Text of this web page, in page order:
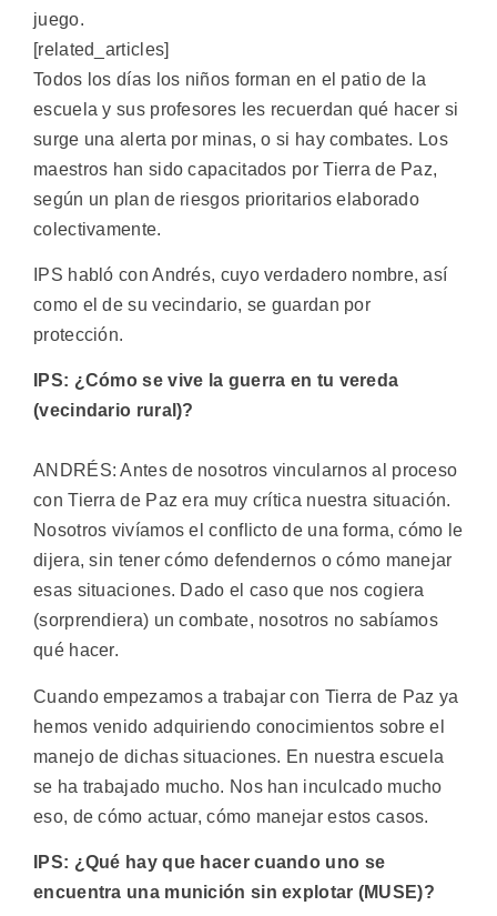
juego.
[related_articles]
Todos los días los niños forman en el patio de la
escuela y sus profesores les recuerdan qué hacer si
surge una alerta por minas, o si hay combates. Los
maestros han sido capacitados por Tierra de Paz,
según un plan de riesgos prioritarios elaborado
colectivamente.
IPS habló con Andrés, cuyo verdadero nombre, así
como el de su vecindario, se guardan por
protección.
IPS: ¿Cómo se vive la guerra en tu vereda
(vecindario rural)?
ANDRÉS: Antes de nosotros vincularnos al proceso
con Tierra de Paz era muy crítica nuestra situación.
Nosotros vivíamos el conflicto de una forma, cómo le
dijera, sin tener cómo defendernos o cómo manejar
esas situaciones. Dado el caso que nos cogiera
(sorprendiera) un combate, nosotros no sabíamos
qué hacer.
Cuando empezamos a trabajar con Tierra de Paz ya
hemos venido adquiriendo conocimientos sobre el
manejo de dichas situaciones. En nuestra escuela
se ha trabajado mucho. Nos han inculcado mucho
eso, de cómo actuar, cómo manejar estos casos.
IPS: ¿Qué hay que hacer cuando uno se
encuentra una munición sin explotar (MUSE)?